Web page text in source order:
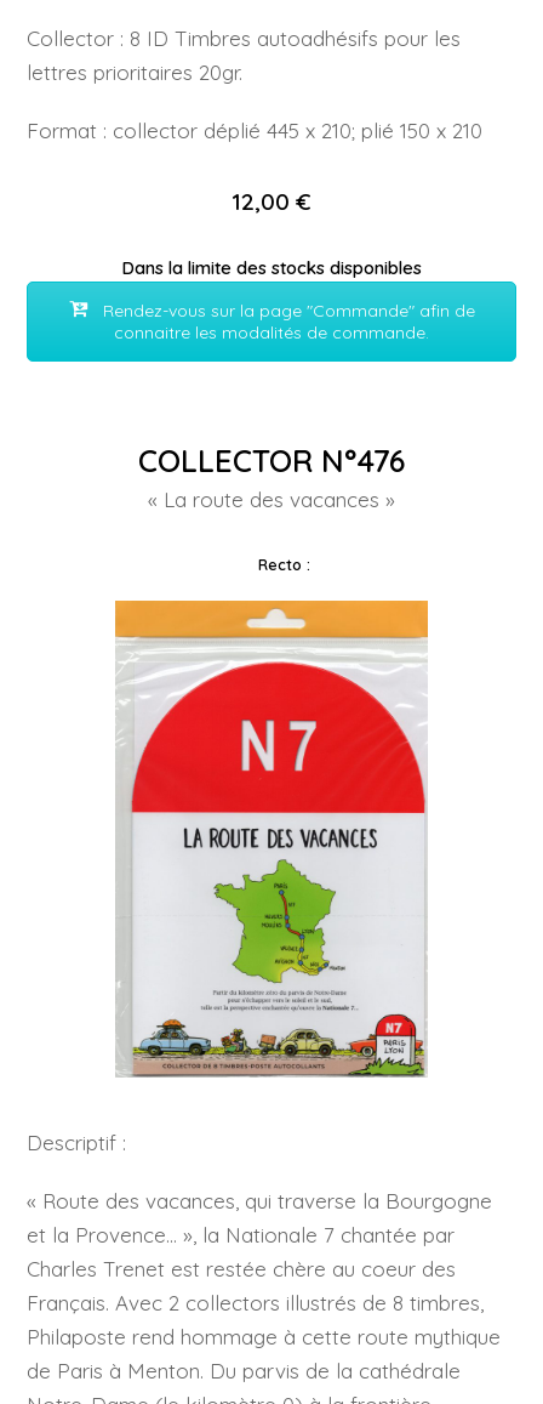
Collector : 8 ID Timbres autoadhésifs pour les
lettres prioritaires 20gr.
Format : collector déplié 445 x 210; plié 150 x 210
12,00 €
Dans la limite des stocks disponibles
Rendez-vous sur la page "Commande" afin de
connaitre les modalités de commande.
COLLECTOR N°476
« La route des vacances »
Recto :
Descriptif :
« Route des vacances, qui traverse la Bourgogne
et la Provence… », la Nationale 7 chantée par
Charles Trenet est restée chère au coeur des
Français. Avec 2 collectors illustrés de 8 timbres,
Philaposte rend hommage à cette route mythique
de Paris à Menton. Du parvis de la cathédrale